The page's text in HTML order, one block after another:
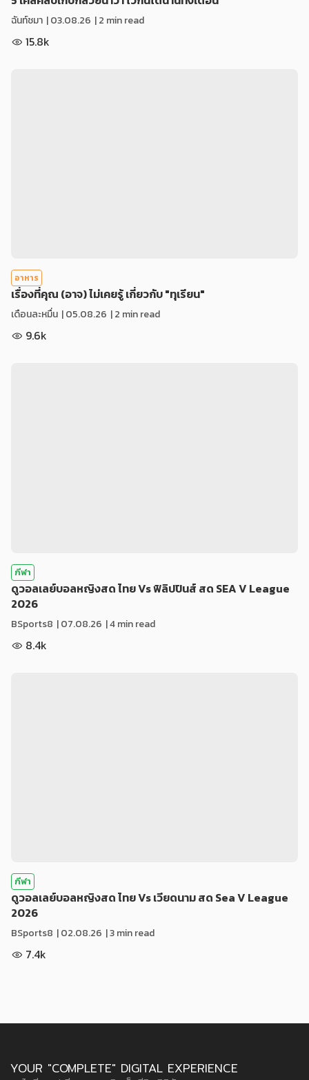
ฉันท์ชมา |03.08.26 | 2 min read
15.8k
อาหาร
เรื่องที่คุณ (อาจ) ไม่เคยรู้ เกี่ยวกับ "ทุเรียน"
เดือนละหมื่น |05.08.26 | 2 min read
9.6k
กีฬา
ดูวอลเลย์บอลหญิงสด ไทย Vs ฟิลิปปินส์ สด SEA V League
2026
BSports8 |07.08.26 | 4 min read
8.4k
กีฬา
ดูวอลเลย์บอลหญิงสด ไทย Vs เวียดนาม สด Sea V League
2026
BSports8 |02.08.26 | 3 min read
7.4k
YOUR "COMPLETE" DIGITAL EXPERIENCE